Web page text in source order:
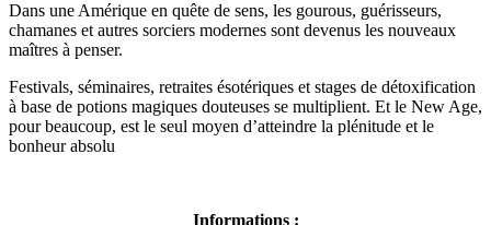
Dans une Amérique en quête de sens, les gourous, guérisseurs,
chamanes et autres sorciers modernes sont devenus les nouveaux
maîtres à penser.
Festivals, séminaires, retraites ésotériques et stages de détoxification
à base de potions magiques douteuses se multiplient. Et le New Age,
pour beaucoup, est le seul moyen d’atteindre la plénitude et le
bonheur absolu
Informations :